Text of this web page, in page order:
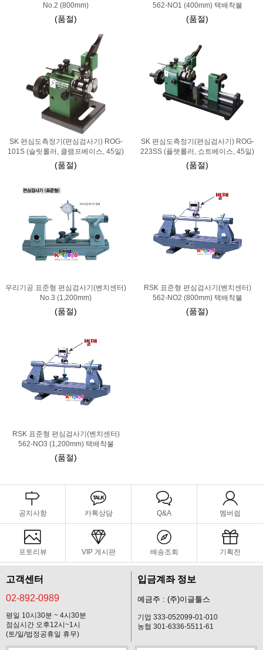
No.2 (800mm)
(품절)
562-NO1 (400mm) 택배착불
(품절)
SK 편심도측정기(편심검사기) ROG-
101S (슬릿롤러, 클램프베이스, 45일)
(품절)
SK 편심도측정기(편심검사기) ROG-
223SS (플랫롤러, 쇼트베이스, 45일)
(품절)
우리기공 표준형 편심검사기(벤치센터)
No.3 (1,200mm)
(품절)
RSK 표준형 편심검사기(벤치센터)
562-NO2 (800mm) 택배착불
(품절)
RSK 표준형 편심검사기(벤치센터)
562-NO3 (1,200mm) 택배착불
(품절)
공지사항 카톡상담 Q&A 멤버쉽
포토리뷰 VIP 게시판 배송조회 기획전
고객센터
02-892-0989
평일 10시30분 ~ 4시30분
점심시간 오후12시~1시
(토/일/법정공휴일 휴무)
입금계좌 정보
예금주 : (주)이글툴스
기업 333-052099-01-010
농협 301-6336-5511-61